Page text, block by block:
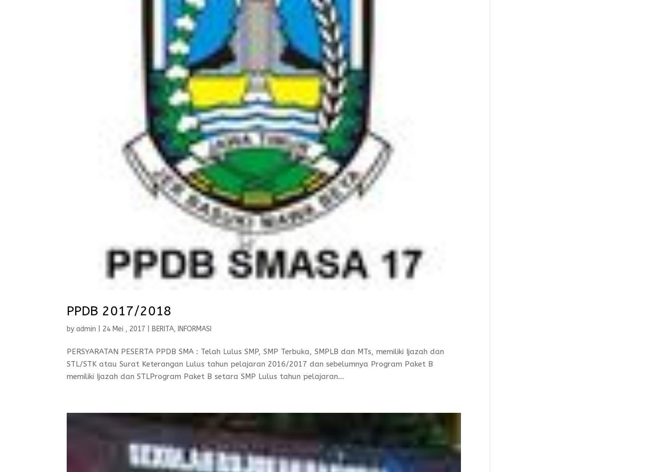
PPDB 2017/2018
byadmin 24 Mei , 2017 BERITA, INFORMASI
PERSYARATAN PESERTA PPDB SMA : Telah Lulus SMP, SMP Terbuka, SMPLB dan MTs, memiliki Ijazah dan
STL/STK atau Surat Keterangan Lulus tahun pelajaran 2016/2017 dan sebelumnya Program Paket B
memiliki Ijazah dan STLProgram Paket B setara SMP Lulus tahun pelajaran...